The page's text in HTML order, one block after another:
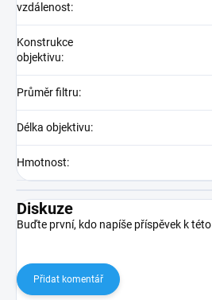
vzdálenost:
Konstrukce
objektivu:
Průměr filtru:
Délka objektivu:
Hmotnost:
Diskuze
Buďte první, kdo napíše příspěvek k
Přidat komentář